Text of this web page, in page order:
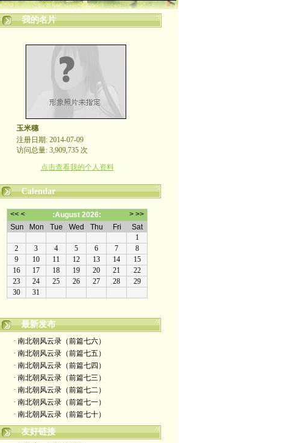
我的名片
玉米穗
注册日期: 2014-07-09
访问总量: 3,909,735 次
点击查看我的个人资料
Calendar
最新发布
· 南北朝风云录（前篇七六）
· 南北朝风云录（前篇七五）
· 南北朝风云录（前篇七四）
· 南北朝风云录（前篇七三）
· 南北朝风云录（前篇七二）
· 南北朝风云录（前篇七一）
· 南北朝风云录（前篇七十）
友好链接